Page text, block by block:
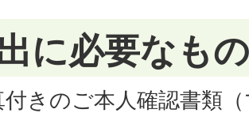
に必要なもの
付きのご本人確認書類